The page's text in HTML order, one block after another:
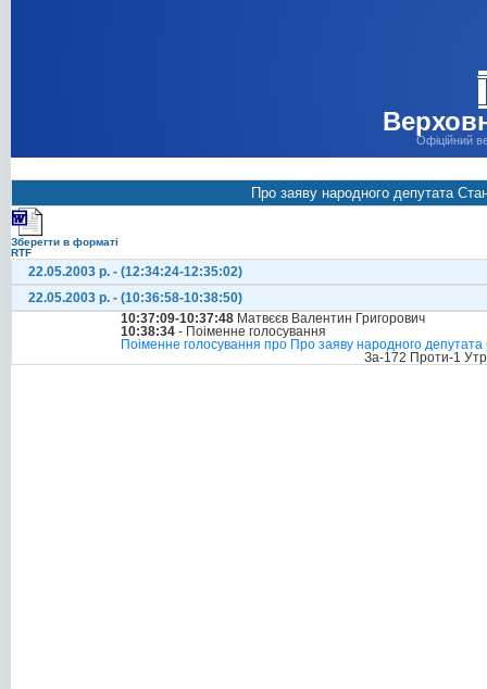
Офіційний
Про заяву народного депутата
Зберегти в форматі
RTF
22.05.2003 р. - (12:34:24-12:35:02)
22.05.2003 р. - (10:36:58-10:38:50)
10:37:09-10:37:48 Матвєєв Валентин Григорович
10:38:34 - Поіменне голосування
Поіменне голосування про Про заяву народного
За-172 Проти-1